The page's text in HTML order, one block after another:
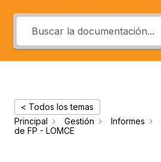
< Todos los temas
Principal
Gestión Informes
de FP - LOMCE